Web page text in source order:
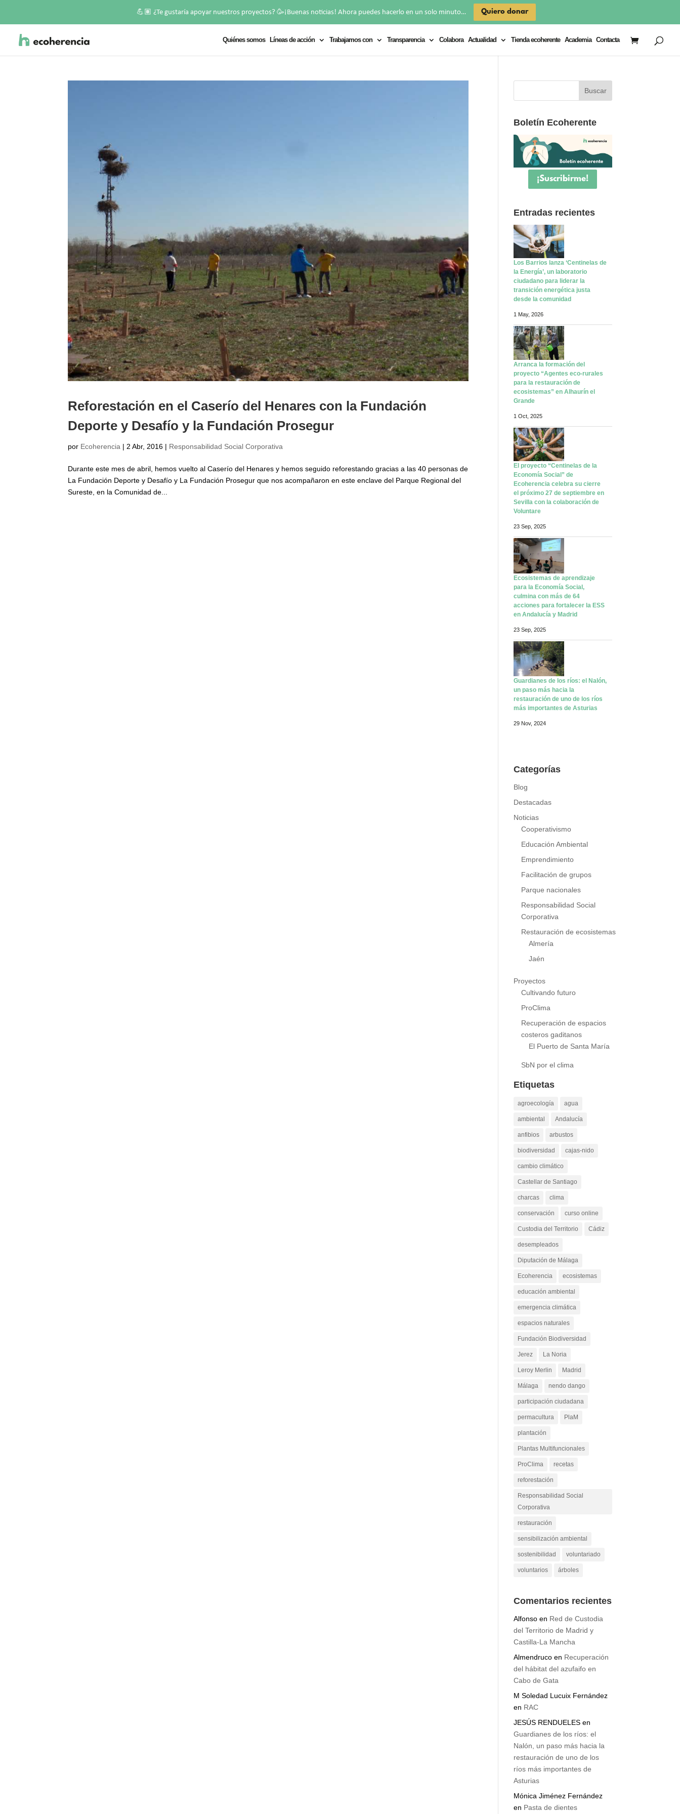
Quiénes somos Líneas de acción Trabajamos con Transparencia Colabora Actualidad Tienda ecoherente Academia Contacta
Reforestación en el Caserío del Henares con la Fundación
Deporte y Desafío y la Fundación Prosegur
por Ecoherencia |2 Abr, 2016 | Responsabilidad Social Corporativa
Durante este mes de abril, hemos vuelto al Caserío del Henares y hemos seguido reforestando gracias a las 40 personas de
La Fundación Deporte y Desafío y La Fundación Prosegur que nos acompañaron en este enclave del Parque Regional del
Sureste, en la Comunidad de...
Boletín Ecoherente
¡Suscribirme!
Entradas recientes
Los Barrios lanza ‘Centinelas de
la Energía’, un laboratorio
ciudadano para liderar la
transición energética justa
1 May, 2026
Arranca la formación del
proyecto “Agentes eco-rurales
para la restauración de
ecosistemas” en Alhaurín el
Grande
1 Oct, 2025
El proyecto “Centinelas de la
Economía Social” de
Ecoherencia celebra su cierre
el próximo 27 de septiembre en
Sevilla con la colaboración de
Voluntare
23 Sep, 2025
Ecosistemas de aprendizaje
para la Economía Social,
culmina con más de 64
acciones para fortalecer la ESS
en Andalucía y Madrid
23 Sep, 2025
Guardianes de los ríos: el Nalón,
un paso más hacia la
restauración de uno de los ríos
más importantes de Asturias
29 Nov, 2024
Categorías
Blog
Destacadas
Noticias
Cooperativismo
Educación Ambiental
Emprendimiento
Facilitación de grupos
Parque nacionales
Responsabilidad Social
Corporativa
Restauración de ecosistemas
Almería
Jaén
Proyectos
Cultivando futuro
ProClima
Recuperación de espacios
costeros gaditanos
El Puerto de Santa María
SbN por el clima
Etiquetas
agroecología agua
cajas-nido
Castellar de Santiago
desempleados
Diputación de Málaga
emergencia climática
espacios naturales
Leroy Merlin
Málaga nendo dango
participación ciudadana
permacultura
plantación
Responsabilidad Social
Corporativa
Comentarios recientes
Alfonso en Red de Custodia
del Territorio de Madrid y
Castilla-La Mancha
Almendruco en Recuperación
del hábitat del azufaifo en
Cabo de Gata
M Soledad Lucuix Fernández
en RAC
JESÚS RENDUELES en
Guardianes de los ríos: el
Nalón, un paso más hacia la
restauración de uno de los
ríos más importantes de
Asturias
Mónica Jiménez Fernández
en Pasta de dientes
💪🏽 ¿Te gustaría apoyar nuestros proyectos? 🥳¡Buenas noticias! Ahora puedes hacerlo en un solo minuto… Quiero donar